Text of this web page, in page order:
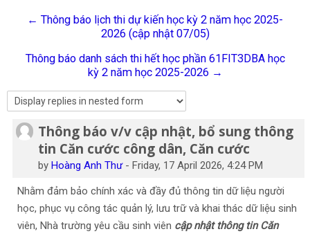
Search
courses
← Thông báo lịch thi dự kiến học kỳ 2 năm học 2025-
2026 (cập nhật 07/05)
Thông báo danh sách thi hết học phần 61FIT3DBA học
kỳ 2 năm học 2025-2026 →
Thông báo v/v cập nhật, bổ sung thông
tin Căn cước công dân, Căn cước
byHoàng Anh Thư-Friday, 17 April 2026, 4:24 PM
Number of replies: 0
Nhằm đảm bảo chính xác và đầy đủ thông tin dữ liệu người
học, phục vụ công tác quản lý, lưu trữ và khai thác dữ liệu sinh
viên, Nhà trường yêu cầu sinh viên cập nhật thông tin Căn